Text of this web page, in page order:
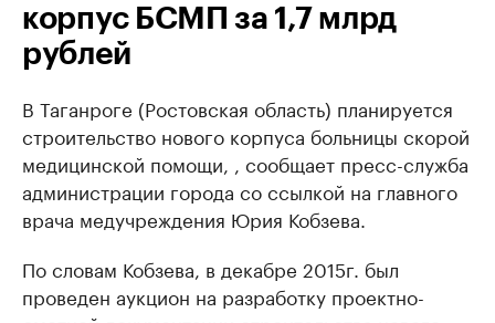
корпус БСМП за 1,7 млрд
рублей
В Таганроге (Ростовская область) планируется
строительство нового корпуса больницы скорой
медицинской помощи, , сообщает пресс-служба
администрации города со ссылкой на главного
врача медучреждения Юрия Кобзева.
По словам Кобзева, в декабре 2015г. был
проведен аукцион на разработку проектно-